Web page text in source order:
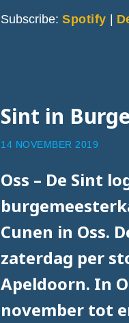
Subscribe:Spotify |
Sint in
14 NOVEMBER 2019
Oss – De Sint
Cunen in Oss.
zaterdag per
Apeldoorn. In
november tot